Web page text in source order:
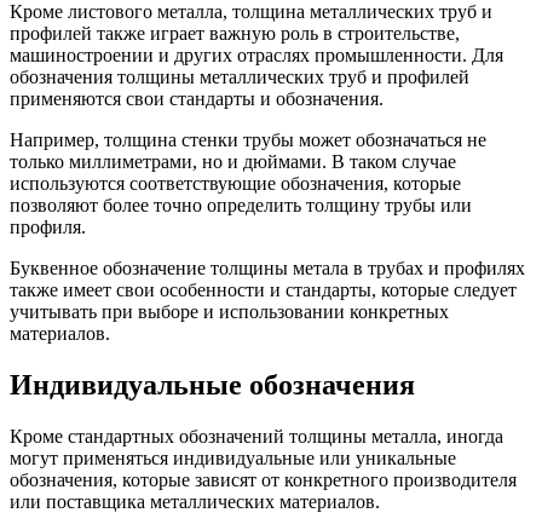
Кроме листового металла, толщина металлических труб и
профилей также играет важную роль в строительстве,
машиностроении и других отраслях промышленности. Для
обозначения толщины металлических труб и профилей
применяются свои стандарты и обозначения.
Например, толщина стенки трубы может обозначаться не
только миллиметрами, но и дюймами. В таком случае
используются соответствующие обозначения, которые
позволяют более точно определить толщину трубы или
профиля.
Буквенное обозначение толщины метала в трубах и профилях
также имеет свои особенности и стандарты, которые следует
учитывать при выборе и использовании конкретных
материалов.
Индивидуальные обозначения
Кроме стандартных обозначений толщины металла, иногда
могут применяться индивидуальные или уникальные
обозначения, которые зависят от конкретного производителя
или поставщика металлических материалов.